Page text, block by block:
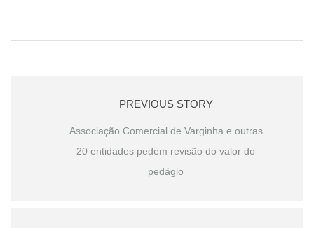
PREVIOUS STORY
Associação Comercial de Varginha e outras
20 entidades pedem revisão do valor do
pedágio